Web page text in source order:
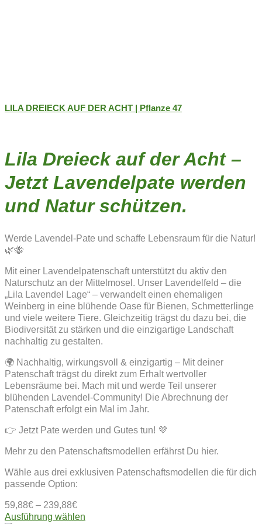
LILA DREIECK AUF DER ACHT | Pflanze 47
Lila Dreieck auf der Acht –
Jetzt Lavendelpate werden
und Natur schützen.
Werde Lavendel-Pate und schaffe Lebensraum für die Natur!
🌿🐝
Mit einer Lavendelpatenschaft unterstützt du aktiv den
Naturschutz an der Mittelmosel. Unser Lavendelfeld – die
„Lila Lavendel Lage“ – verwandelt einen ehemaligen
Weinberg in eine blühende Oase für Bienen, Schmetterlinge
und viele weitere Tiere. Gleichzeitig trägst du dazu bei, die
Biodiversität zu stärken und die einzigartige Landschaft
nachhaltig zu gestalten.
🌍 Nachhaltig, wirkungsvoll & einzigartig – Mit deiner
Patenschaft trägst du direkt zum Erhalt wertvoller
Lebensräume bei. Mach mit und werde Teil unserer
blühenden Lavendel-Community! Die Abrechnung der
Patenschaft erfolgt ein Mal im Jahr.
👉 Jetzt Pate werden und Gutes tun! 💜
Mehr zu den Patenschaftsmodellen erfährst Du hier.
Wähle aus drei exklusiven Patenschaftsmodellen die für dich
passende Option:
59,88€ – 239,88€
Ausführung wählen